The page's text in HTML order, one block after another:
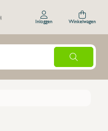
Inloggen Winkelwagen